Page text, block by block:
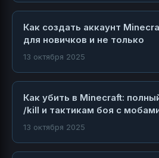
Как создать аккаунт
для новичков и не только
13 октября 2025
Как убить в Minecraft:
/kill и тактикам боя с
13 октября 2025